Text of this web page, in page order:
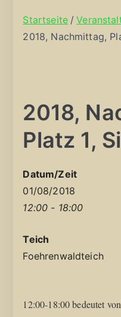
Startseite
2018, Nachmittag,
2018,
Platz 1,
Datum/Zeit
01/08/2018
12:00 - 18:00
Teich
Foehrenwaldteich
12:00-18:00 bedeutet